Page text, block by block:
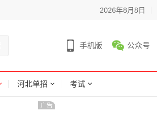
2026年8月8日
手机版 公众号
河北单招 考试
广告